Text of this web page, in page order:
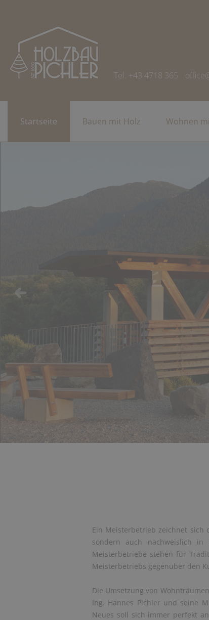
Tel. +43 4718 365
Startseite Bauen mit Holz Wohnen
Ein Meisterbetrieb zeichnet sich
sondern auch nachweislich in
Meisterbetriebe stehen für
Meisterbetriebs gegenüber den
Die Umsetzung von
Ing. Hannes Pichler und seine
Neues soll sich immer perfekt